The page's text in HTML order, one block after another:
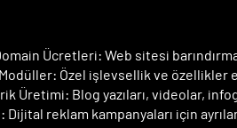
Ücretleri: Web sitesi
Özel işlevsellik ve özellikler
Üretimi: Blog yazıları, videolar,
reklam kampanyaları için